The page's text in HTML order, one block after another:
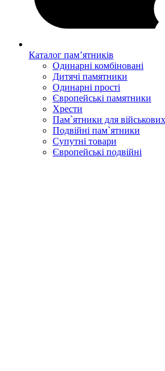
Каталог пам’ятників
Одинарні комбіновані
Дитячі памятники
Одинарні прості
Європейські памятники
Хрести
Пам`ятники для військових
Подвійні пам`ятники
Супутні товари
Європейські подвійні